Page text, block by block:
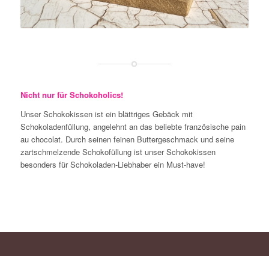
Nicht nur für Schokoholics!
Unser Schokokissen ist ein blättriges Gebäck mit
Schokoladenfüllung, angelehnt an das beliebte französische pain
au chocolat. Durch seinen feinen Buttergeschmack und seine
zartschmelzende Schokofüllung ist unser Schokokissen
besonders für Schokoladen-Liebhaber ein Must-have!